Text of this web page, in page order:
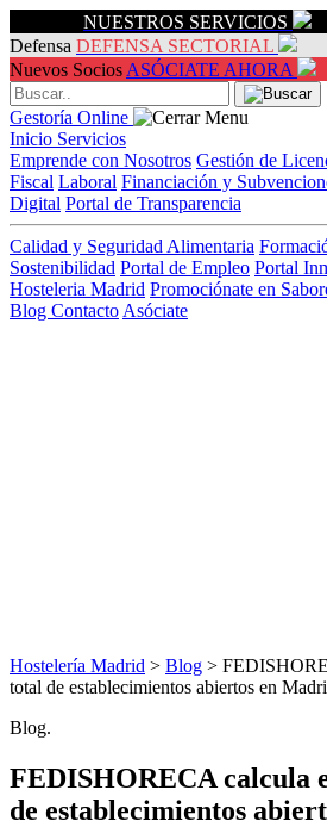
NUESTROS SERVICIOS
Defensa DEFENSA SECTORIAL
Nuevos Socios ASÓCIATE AHORA
Gestoría Online
Inicio Servicios
Emprende con Nosotros Gestión de
Fiscal Laboral Financiación y
Digital Portal de Transparencia
Calidad y Seguridad Alimentaria
Sostenibilidad Portal de Empleo Portal
Hosteleria Madrid Promociónate en
Blog Contacto Asóciate
Hostelería Madrid > Blog >
total de establecimientos abiertos en
Blog.
FEDISHORECA calcula
de establecimientos